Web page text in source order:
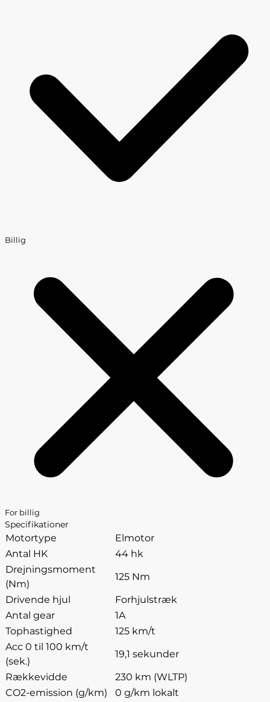
Billig
For billig
Specifikationer
Motortype
Elmotor
Antal HK
44 hk
Drejningsmoment
(Nm)
125 Nm
Drivende hjul
Forhjulstræk
Antal gear
1A
Tophastighed
125 km/t
Acc 0 til 100 km/t
(sek.)
19,1 sekunder
Rækkevidde
230 km (WLTP)
CO2-emission (g/km)
0 g/km lokalt